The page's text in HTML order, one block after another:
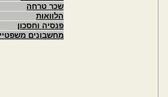
שכר טרחה
הלוואות
פנסיה וחסכון
מחשבונים